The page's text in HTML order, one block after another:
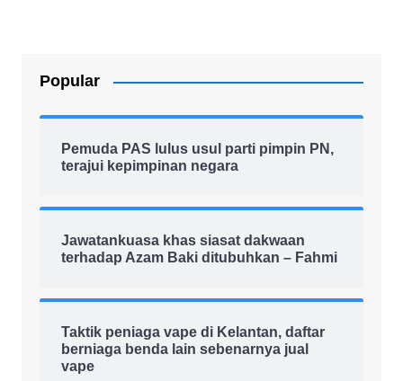
Popular
Pemuda PAS lulus usul parti pimpin PN,
terajui kepimpinan negara
Jawatankuasa khas siasat dakwaan
terhadap Azam Baki ditubuhkan – Fahmi
Taktik peniaga vape di Kelantan, daftar
berniaga benda lain sebenarnya jual
vape